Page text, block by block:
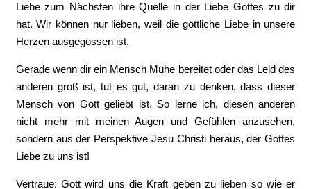
Liebe zum Nächsten ihre Quelle in der Liebe Gottes zu dir
hat. Wir können nur lieben, weil die göttliche Liebe in unsere
Herzen ausgegossen ist.
Gerade wenn dir ein Mensch Mühe bereitet oder das Leid des
anderen groß ist, tut es gut, daran zu denken, dass dieser
Mensch von Gott geliebt ist. So lerne ich, diesen anderen
nicht mehr mit meinen Augen und Gefühlen anzusehen,
sondern aus der Perspektive Jesu Christi heraus, der Gottes
Liebe zu uns ist!
Vertraue: Gott wird uns die Kraft geben zu lieben so wie er